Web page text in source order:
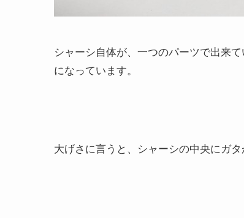
シャーシ自体が、一つのパーツで出来
になっています。
大げさに言うと、シャーシの中央にガタ